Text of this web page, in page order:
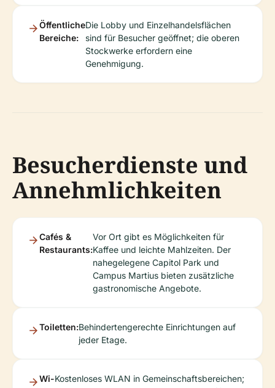
Öffentliche
Bereiche:
Die Lobby und Einzelhandelsflächen
sind für Besucher geöffnet; die oberen
Stockwerke erfordern eine
Genehmigung.
Besucherdienste und
Annehmlichkeiten
Cafés &
Restaurants:
Vor Ort gibt es Möglichkeiten für
Kaffee und leichte Mahlzeiten. Der
nahegelegene Capitol Park und
Campus Martius bieten zusätzliche
gastronomische Angebote.
Toiletten:Behindertengerechte Einrichtungen auf
jeder Etage.
Wi-Kostenloses WLAN in Gemeinschaftsbereichen;